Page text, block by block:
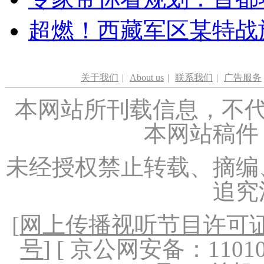
超燃！西藏军区某特
关于我们 | About us | 联系我们 | 广告服务
本网站所刊载信息，不
本网站稿
未经授权禁止转载、摘
追
[网上传播视听节目许可
号] [ 京公网安备：